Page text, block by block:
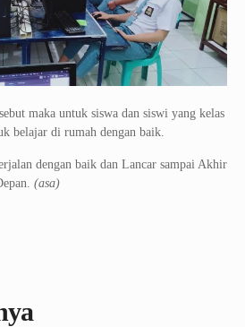
maka untuk siswa dan siswi yang kelas
belajar di rumah dengan baik.
dengan baik dan Lancar sampai Akhir
(asa)